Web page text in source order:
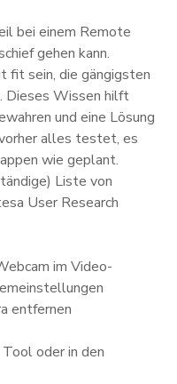
bei einem Remote
gehen kann.
fit sein, die gängigsten
Dieses Wissen hilft
und eine Lösung
alles testet, es
wie geplant.
Liste von
User Research
im Video-
entfernen
oder in den